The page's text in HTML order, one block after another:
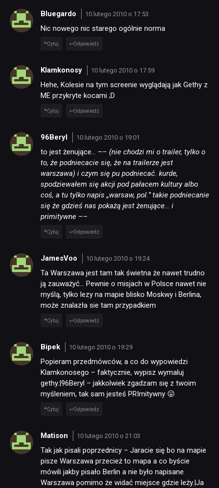
Bluegardo 10 lutego 2010 o 17:53
Nic nowego nic starego ogólnie norma
Cytuj Odpowiedz
Klamkonosy 10 lutego 2010 o 17:59
Hehe, Kolesie na tym screenie wyglądają jak Gethy z
ME przykryte kocami ;D
Cytuj Odpowiedz
96Beryl 10 lutego 2010 o 19:01
to jest żenujące… –– (nie chodzi mi o trailer, tylko o
to, że podniecacie się, że na trailerze jest
warszawa) i czym się pu podniecać. kurde,
spodziewałem się akcji pod pałacem kultury albo
coś, a tu tylko napis „warsaw, pol.” takie podniecanie
się że gdzieś nas pokażą jest żenujące… i
primitywne ––
Cytuj Odpowiedz
JamesVoo 10 lutego 2010 o 19:24
Ta Warszawa jest tam tak świetna że nawet trudno
ją zauważyć… Pewnie o misjach w Polsce nawet nie
myślą, tylko lezy na mapie blisko Moskwy i Berlina,
może znalazła sie tam przypadkiem
Cytuj Odpowiedz
Bipek 10 lutego 2010 o 19:29
Popieram przedmówców, a co do wypowiedzi
Klamkonosego – faktycznie, wypisz wymaluj
gethy.|96Beryl – jakkolwiek zgadzam się z twoim
myśleniem, tak sam jesteś PRImitywny 😛
Cytuj Odpowiedz
Matison 10 lutego 2010 o 21:03
Tak jak pisali poprzednicy – Jaracie się bo na mapie
pisze Warszawa przecież to mapa a co byście
mówili jakby pisało Berlin a nie było napisane
Warszawa pomimo że widać miejsce gdzie leży.|Ja